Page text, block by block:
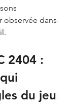
dans
2404 :
du jeu